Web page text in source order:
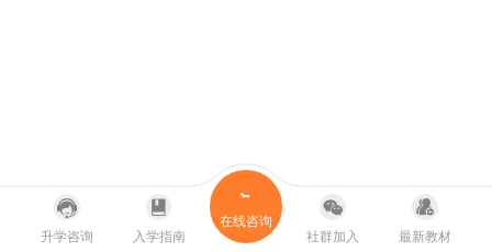
升学咨询 入学指南
在线咨询
社群加入
最新教材